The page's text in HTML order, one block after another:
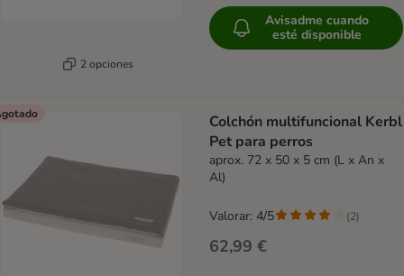
2 opciones
Avisadme cuando
esté disponible
Colchón multifuncional Kerbl
Pet para perros
aprox. 72 x 50 x 5 cm (L x An x
Al)
62,99 €
Valorar: 4/5 (2)